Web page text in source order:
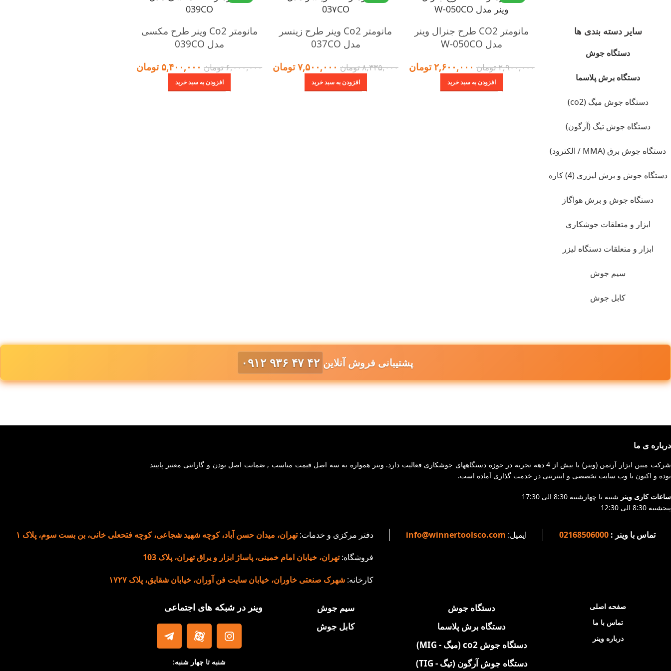
سایر دسته بندی ها
دستگاه جوش
دستگاه برش پلاسما
دستگاه جوش میگ (co2)
دستگاه جوش تیگ (آرگون)
دستگاه جوش برق (MMA / الکترود)
دستگاه جوش و برش لیزری (4) کاره
دستگاه جوش و برش هواگاز
ابزار و متعلقات جوشکاری
ابزار و متعلقات دستگاه لیزر
سیم جوش
کابل جوش
مانومتر CO2 طرح جنرال وینر
مدل W-050CO
۲,۹۰۰,۰۰۰تومان ۲,۶۰۰,۰۰۰ تومان
افزودن به سبد خرید
مانومتر Co2 وینر طرح زینسر
مدل 037CO
۸,۳۳۵,۰۰۰تومان ۷,۵۰۰,۰۰۰تومان
افزودن به سبد خرید
مانومتر Co2 وینر طرح مکسی
مدل 039CO
۶,۰۰۰,۰۰۰تومان ۵,۴۰۰,۰۰۰ تومان
افزودن به سبد خرید
پشتیبانی فروش آنلاین ۰۹۱۲ ۹۳۶ ۴۷ ۴۲
درباره ی ما
شرکت مبین ابزار آرتمن (وینر) با بیش از 4 دهه تجربه در حوزه دستگاههای جوشکاری فعالیت دارد. وینر همواره به سه اصل قیمت مناسب , ضمانت اصل بودن و گارانتی معتبر پایبند
بوده و اکنون با وب سایت تخصصی و اینترنتی در خدمت گذاری آماده است.
ساعات کاری وینر شنبه تا چهارشنبه 8:30 الی 17:30
پنجشنبه 8:30 الی 12:30
تماس با وینر :02168506000 ایمیل: info@winnertoolsco.com دفتر مرکزی و خدمات:تهران، میدان حسن آباد، کوچه شهید شجاعی، کوچه فتحعلی خانی، بن بست سوم، پلاک ۱
فروشگاه:تهران، خیابان امام خمینی، پاساژ ابزار و یراق تهران، پلاک 103
کارخانه: شهرک صنعتی خاوران، خیابان سایت فن آوران، خیابان شقایق، پلاک ۱۷۲۷
صفحه اصلی
تماس با ما
درباره وینر
دستگاه جوش
دستگاه برش پلاسما
دستگاه جوش co2 (میگ - MIG)
دستگاه جوش آرگون (تیگ - TIG)
سیم جوش
کابل جوش
وینر در شبکه های اجتماعی
شنبه تا چهار شنبه: